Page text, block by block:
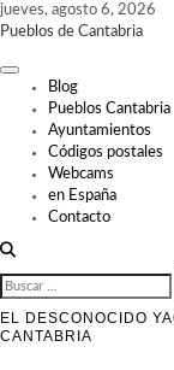
Skip
to
jueves, agosto 6, 2026
Pueblos de Cantabria
Blog
Pueblos Cantabria
Ayuntamientos
Códigos postales
Webcams
en España
Contacto
BUSCAR:
EL DESCONOCIDO
CANTABRIA